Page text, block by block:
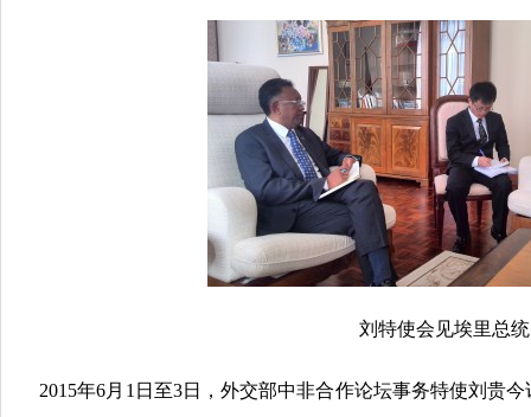
刘特使会见埃里总统
2015年6月1日至3日，外交部中非合作论坛事务特使刘贵今